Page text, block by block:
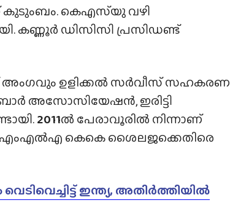
കുടുംബം. കെഎസ്‌യു വഴി
കണ്ണൂർ ഡിസിസി പ്രസിഡണ്ട്
അംഗവും ഉളിക്കൽ സർവീസ് സഹകരണ
ബാർ അസോസിയേഷൻ, ഇരിട്ടി
2011ൽ പേരാവൂരിൽ നിന്നാണ്
എംഎൽഎ കെകെ ശൈലജക്കെതിരെ
ഇന്ത്യ, അതിർത്തിയിൽ